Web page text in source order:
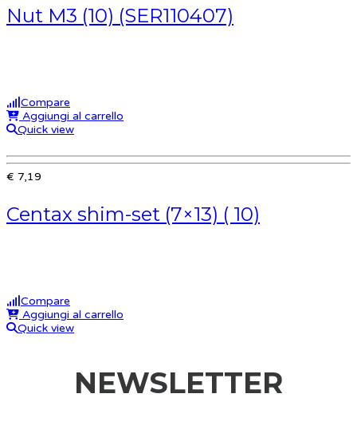
Nut M3 (10) (SER110407)
Compare
Aggiungi al carrello
Quick view
€ 7,19
Centax shim-set (7×13) ( 10)
Compare
Aggiungi al carrello
Quick view
NEWSLETTER